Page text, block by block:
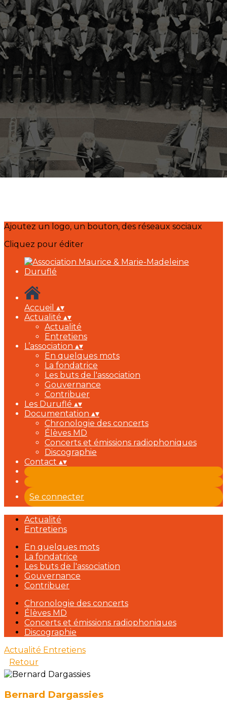
Exporter les lignes sélectionnées
Exporter toutes les colonnes
Exporter uniquement les colonnes affichées
Menu
<
>
Actualité
Entretiens
Images de la page d'accueil
Cliquez pour éditer
Ajoutez un logo, un bouton, des réseaux sociaux
Cliquez pour éditer
Accueil ▴▾
Actualité ▴▾
Actualité
Entretiens
L’association ▴▾
En quelques mots
La fondatrice
Les buts de l'association
Gouvernance
Contribuer
Les Duruflé ▴▾
Documentation ▴▾
Chronologie des concerts
Élèves MD
Concerts et émissions radiophoniques
Discographie
Contact ▴▾
Se connecter
Actualité
Entretiens
En quelques mots
La fondatrice
Les buts de l'association
Gouvernance
Contribuer
Chronologie des concerts
Élèves MD
Concerts et émissions radiophoniques
Discographie
Actualité Entretiens
Retour
Bernard Dargassies